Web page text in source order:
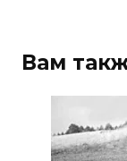
Вам